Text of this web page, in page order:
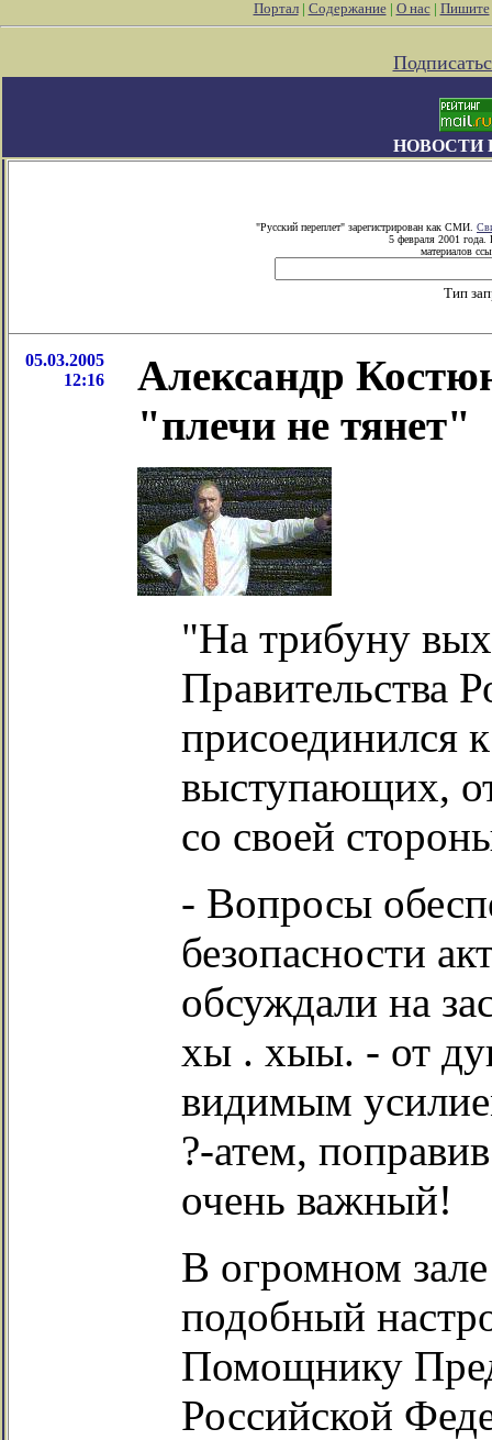
Портал| Содержание| О нас| Пишите
НОВОСТИ
"Русский переплет" зарегистрирован как СМИ.
5 февраля 2001 года.
материалов
Тип
05.03.2005
12:16
Александр
"плечи не тянет"
"На трибуну
Правительства
присоединился
выступающих,
со своей
- Вопросы
безопасности
обсуждали на
хы . хыы. - от
видимым
?-атем,
очень важный!
В огромном
подобный
Помощнику
Российской